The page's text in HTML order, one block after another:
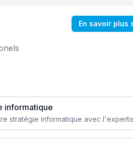
En savoir plus
informatique